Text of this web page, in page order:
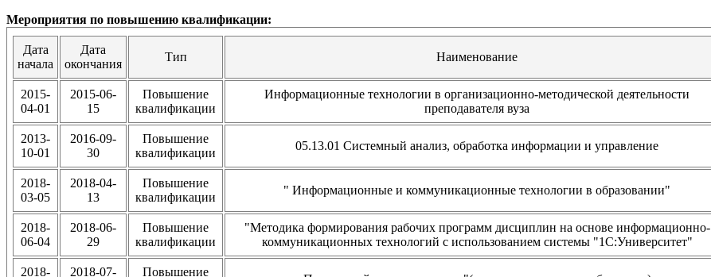
Мероприятия по повышению квалификации:
Дата
начала
Дата
окончания
Тип Наименование
2015-
04-01
2015-06-
15
Повышение
квалификации
Информационные технологии в организационно-методической деятельности
преподавателя вуза
2013-
10-01
2016-09-
30
Повышение
квалификации
05.13.01 Системный анализ, обработка информации и управление
2018-
03-05
2018-04-
13
Повышение
квалификации
" Информационные и коммуникационные технологии в образовании"
2018-
06-04
2018-06-
29
Повышение
квалификации
"Методика формирования рабочих программ дисциплин на основе информационно-
коммуникационных технологий с использованием системы "1С:Университет"
2018-
2018-07-
Повышение